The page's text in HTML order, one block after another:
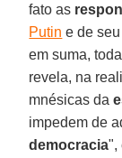
fato as
Putin e de
em suma,
revela, na
mnésicas da
impedem de
democracia",